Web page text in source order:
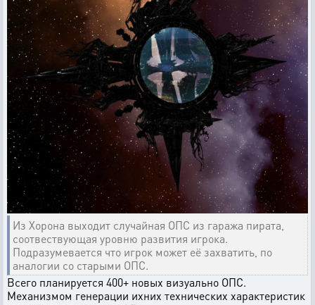
Из Хорона выходит случайная ОПС из гаража пирата,
соотвествующая уровню развития игрока.
Подразумевается что игрок может её захватить, по
аналогии со старыми ОПС.
Всего планируется 400+ новых визуально ОПС.
Механизмом генерации ихних технических характеристик